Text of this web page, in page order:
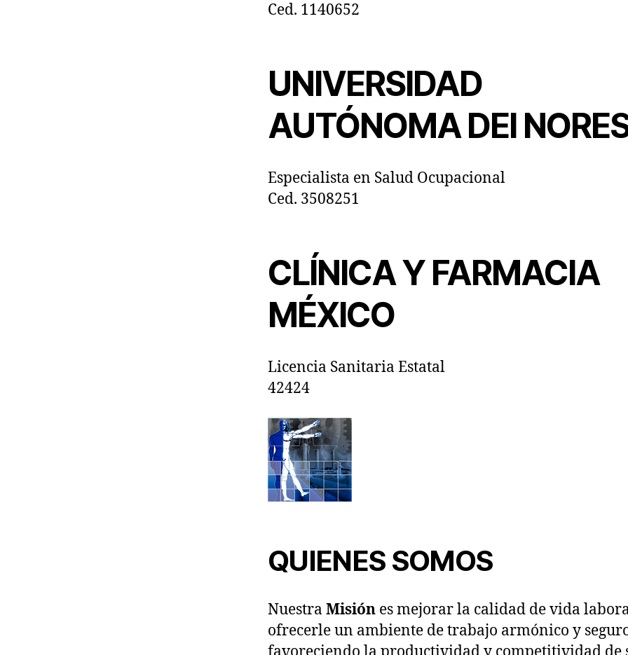
Ced. 1140652
UNIVERSIDAD
AUTÓNOMA DEl
Especialista en Salud Ocupacional
Ced. 3508251
CLÍNICA Y FARMACIA
MÉXICO
Licencia Sanitaria Estatal
42424
QUIENES SOMOS
Nuestra Misión es mejorar la calidad de vida
ofrecerle un ambiente de trabajo armónico y